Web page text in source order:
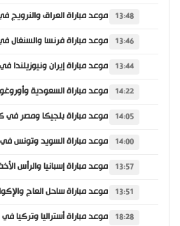
13:48
13:46
13:44
14:22
14:05
14:00
13:57
13:51
18:28